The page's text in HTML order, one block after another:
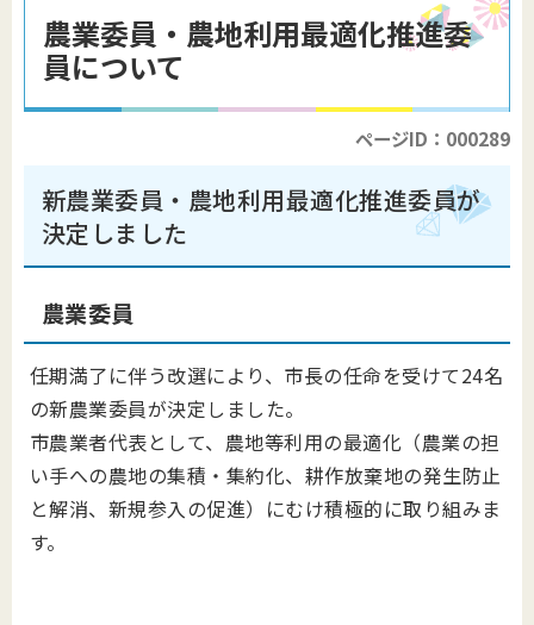
農業委員・農地利用最適化推進委
員について
ページID：000289
新農業委員・農地利用最適化推進委員が
決定しました
農業委員
任期満了に伴う改選により、市長の任命を受けて24名
の新農業委員が決定しました。
市農業者代表として、農地等利用の最適化（農業の担
い手への農地の集積・集約化、耕作放棄地の発生防止
と解消、新規参入の促進）にむけ積極的に取り組みま
す。